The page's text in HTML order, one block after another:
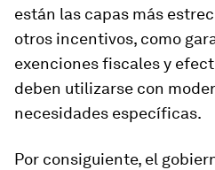
están las capas más
otros incentivos, como
exenciones fiscales y
deben utilizarse con
necesidades específicas.
Por consiguiente, el